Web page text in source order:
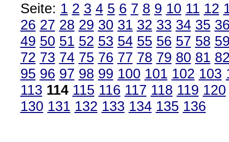
Seite: 1 2 3 4 5 6 7 8 9 10 11 12
26 27 28 29 30 31 32 33 34 35
49 50 51 52 53 54 55 56 57 58
72 73 74 75 76 77 78 79 80 81
95 96 97 98 99 100 101 102 103
113 114 115 116 117 118 119 120
130 131 132 133 134 135 136